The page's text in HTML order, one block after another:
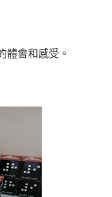
體會和感受。